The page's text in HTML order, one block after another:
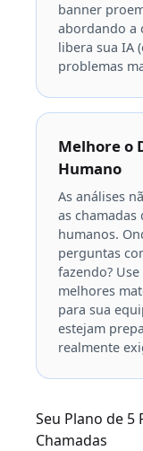
banner
abordando a
libera sua IA
problemas
Melhore o
Humano
As análises
as chamadas
humanos.
perguntas
fazendo?
melhores
para sua
estejam
realmente
Seu Plano de 5
Chamadas